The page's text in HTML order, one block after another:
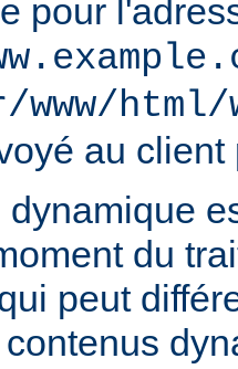
pour
www/
au client
dynamique
du
peut